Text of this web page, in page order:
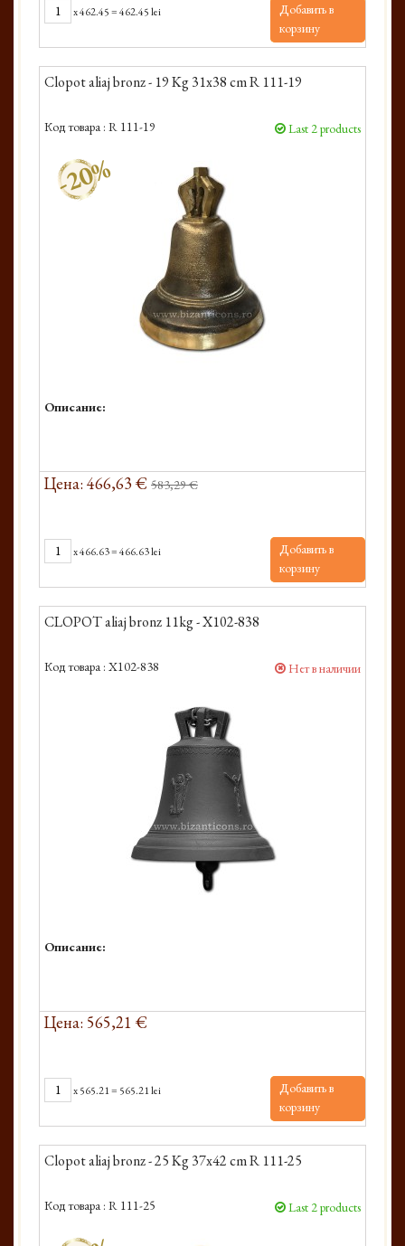
x462.45=462.45 lei
Добавить в
корзину
Clopot aliaj bronz - 19 Kg 31x38 cm R 111-19
Код товара : R 111-19 Last 2 products
-20%
Описание:
Цена: 466,63 € 583,29 €
x466.63=466.63 lei
Добавить в
корзину
CLOPOT aliaj bronz 11kg - X102-838
Код товара : X102-838 Нет в наличии
Описание:
Цена: 565,21 €
x565.21= 565.21 lei
Добавить в
корзину
Clopot aliaj bronz - 25 Kg 37x42 cm R 111-25
Код товара : R 111-25 Last 2 products